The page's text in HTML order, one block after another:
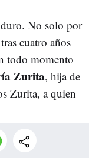
No solo por
cuatro años
todo momento
Zurita, hija de
Zurita, a quien